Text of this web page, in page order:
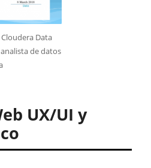
Data
de datos
UX/UI y